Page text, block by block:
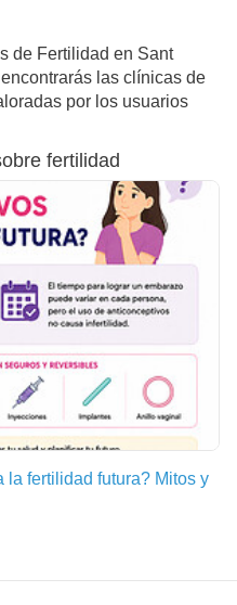
de Fertilidad en Sant
las clínicas de
por los usuarios
fertilidad
la fertilidad futura? Mitos y